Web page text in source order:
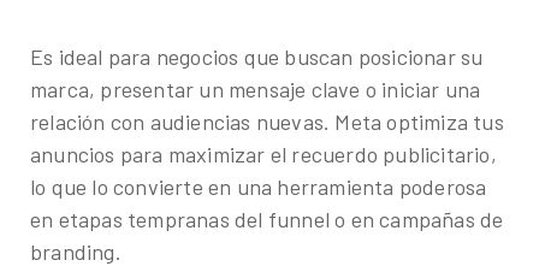
Es ideal para negocios que buscan posicionar su
marca, presentar un mensaje clave o iniciar una
relación con audiencias nuevas. Meta optimiza tus
anuncios para maximizar el recuerdo publicitario,
lo que lo convierte en una herramienta poderosa
en etapas tempranas del funnel o en campañas de
branding.